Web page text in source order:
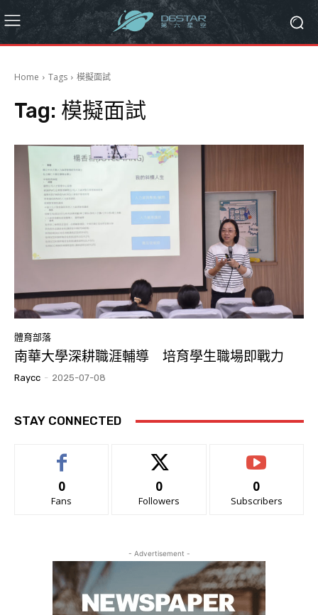
Home Tags 模擬面試
Tag: 模擬面試
體育部落
南華大學深耕職涯輔導 培育學生職場即戰力
Raycc - 2025-07-08
STAY CONNECTED
0
Fans
0
Followers
0
Subscribers
- Advertisement -